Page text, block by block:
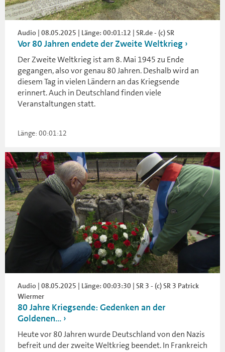
Audio | 08.05.2025 | Länge: 00:01:12 | SR.de - (c) SR
Vor 80 Jahren endete der Zweite Weltkrieg
Der Zweite Weltkrieg ist am 8. Mai 1945 zu Ende
gegangen, also vor genau 80 Jahren. Deshalb wird an
diesem Tag in vielen Ländern an das Kriegsende
erinnert. Auch in Deutschland finden viele
Veranstaltungen statt.
Länge: 00:01:12
Audio | 08.05.2025 | Länge: 00:03:30 | SR 3 - (c) SR 3 Patrick
Wiermer
80 Jahre Kriegsende: Gedenken an der
Goldenen...
Heute vor 80 Jahren wurde Deutschland von den Nazis
befreit und der zweite Weltkrieg beendet. In Frankreich